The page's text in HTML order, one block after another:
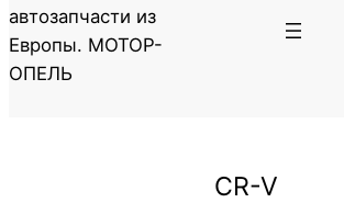
автозапчасти из
Европы. МОТОР-
ОПЕЛЬ
CR-V